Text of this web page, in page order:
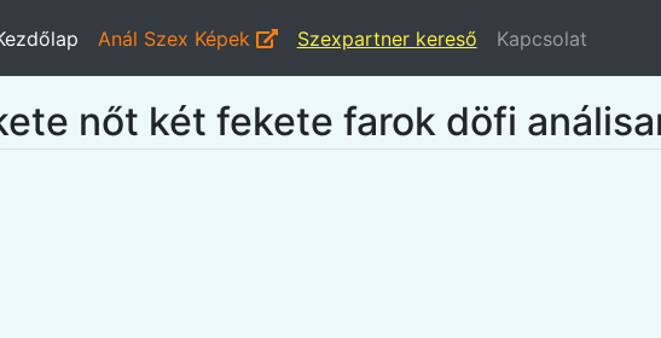
Anál Szex Képek Szexpartner kereső Kapcsolat
nőt két fekete farok döfi